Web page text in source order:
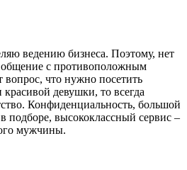
ведению бизнеса. Поэтому, нет
с противоположным
вопрос, что нужно посетить
девушки, то всегда
Конфиденциальность, большой
подборе, высококлассный сервис –
мужчины.